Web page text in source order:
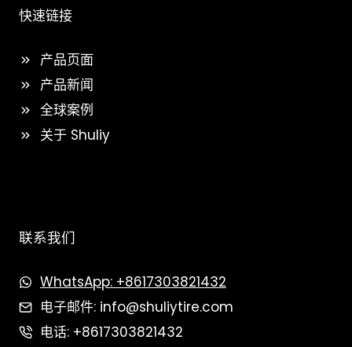
快速链接
产品页面
产品新闻
全球案例
关于 Shuliy
联系我们
WhatsApp: +8617303821432
电子邮件: info@shuliytire.com
电话: +8617303821432